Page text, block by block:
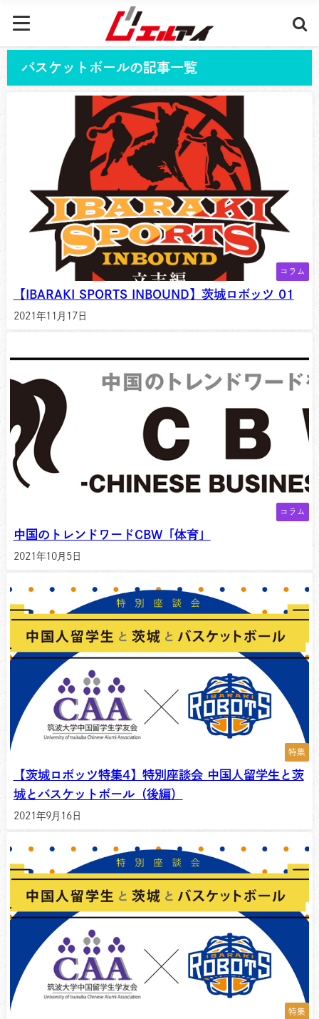
バスケットボールの記事一覧
コラム
【IBARAKI SPORTS INBOUND】茨城ロボッツ 01
2021年11月17日
コラム
中国のトレンドワードCBW「体育」
2021年10月5日
特集
【茨城ロボッツ特集4】特別座談会 中国人留学生と茨
城とバスケットボール（後編）
2021年9月16日
特集